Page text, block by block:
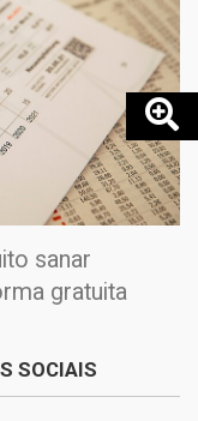
sanar
gratuita
SOCIAIS